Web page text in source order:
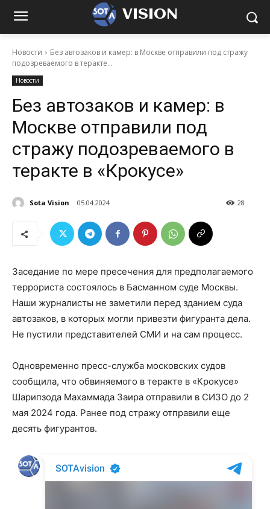
VISION
Новости
Без автозаков и камер: в Москве отправили под стражу
подозреваемого в теракте...
Новости
Без автозаков и камер: в
Москве отправили под
стражу подозреваемого в
теракте в «Крокусе»
Sota Vision 05.04.2024 28
Заседание по мере пресечения для предполагаемого
террориста состоялось в Басманном суде Москвы.
Наши журналисты не заметили перед зданием суда
автозаков, в которых могли привезти фигуранта дела.
Не пустили представителей СМИ и на сам процесс.
Одновременно пресс-служба московских судов
сообщила, что обвиняемого в теракте в «Крокусе»
Шарипзода Махаммада Заира отправили в СИЗО до 2
мая 2024 года. Ранее под стражу отправили еще
десять фигурантов.